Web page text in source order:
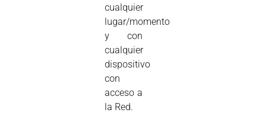
cualquier
lugar/momento
y con
cualquier
dispositivo
con
acceso a
la Red.